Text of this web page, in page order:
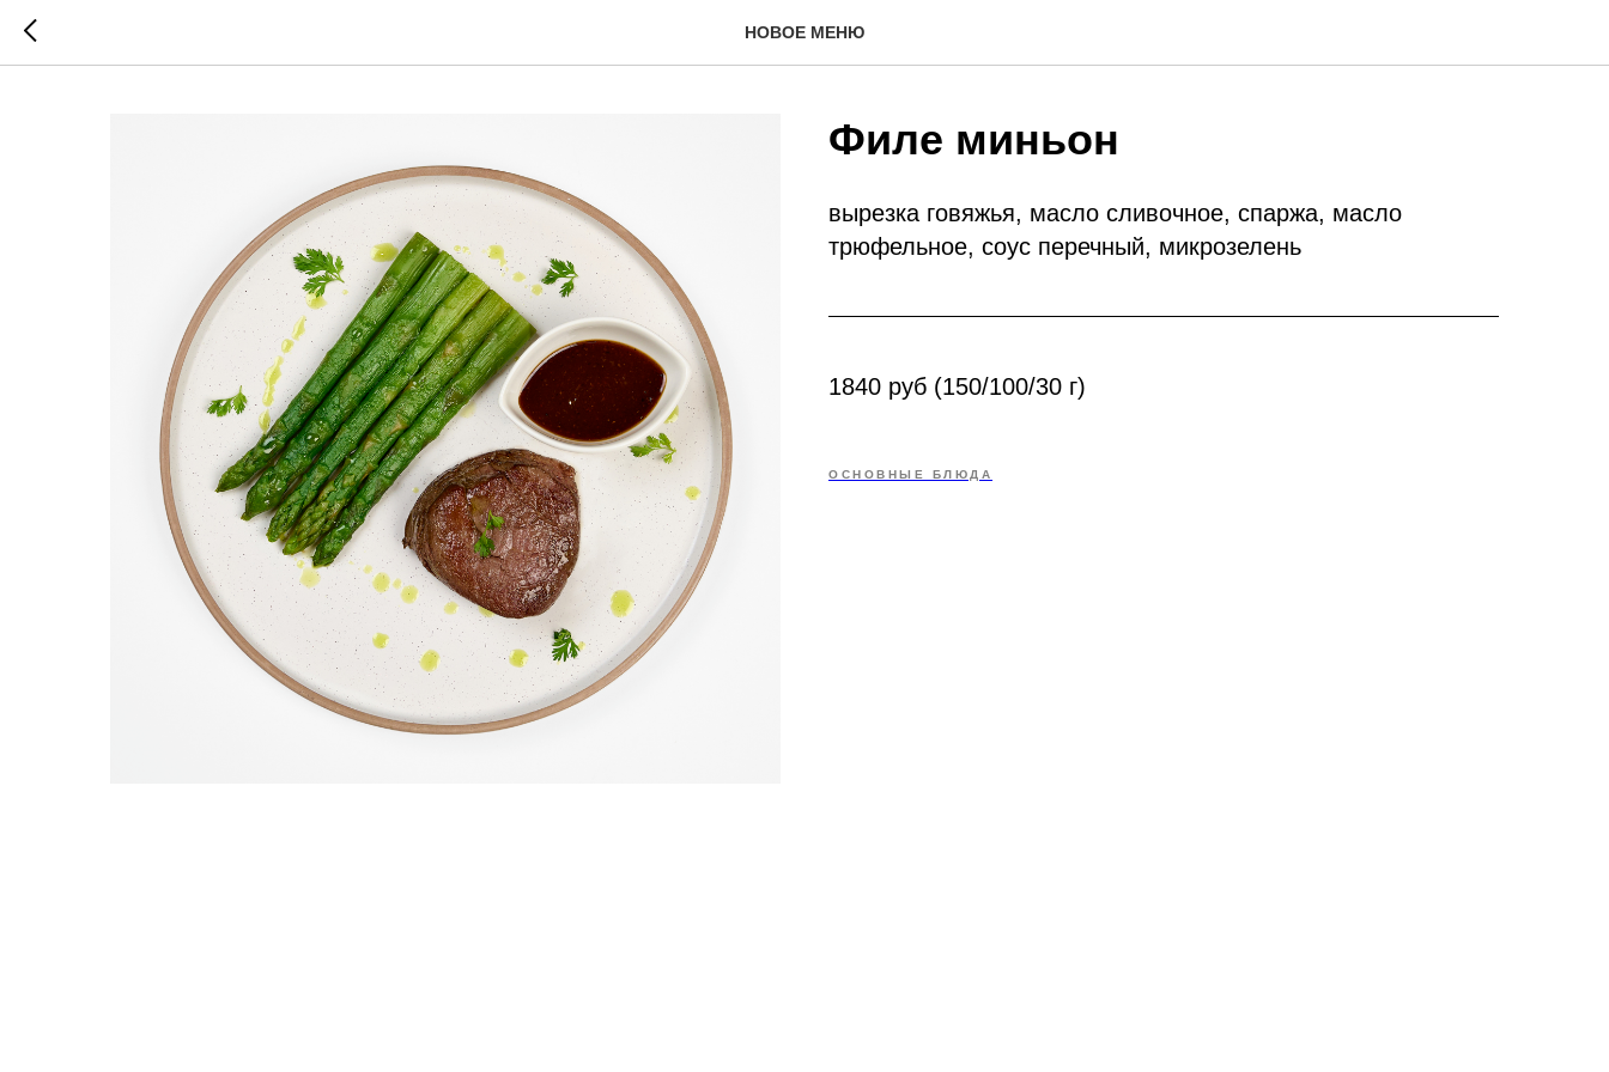
НОВОЕ МЕНЮ
Филе миньон
вырезка говяжья, масло сливочное, спаржа, масло
трюфельное, соус перечный, микрозелень
1840 руб (150/100/30 г)
ОСНОВНЫЕ БЛЮДА